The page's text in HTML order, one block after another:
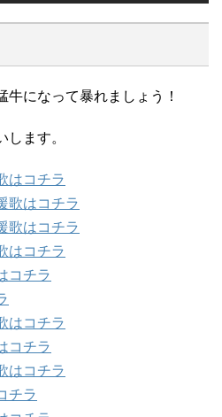
牛になって暴れましょう！
ます。
はコチラ
歌はコチラ
歌はコチラ
はコチラ
コチラ
はコチラ
コチラ
はコチラ
チラ